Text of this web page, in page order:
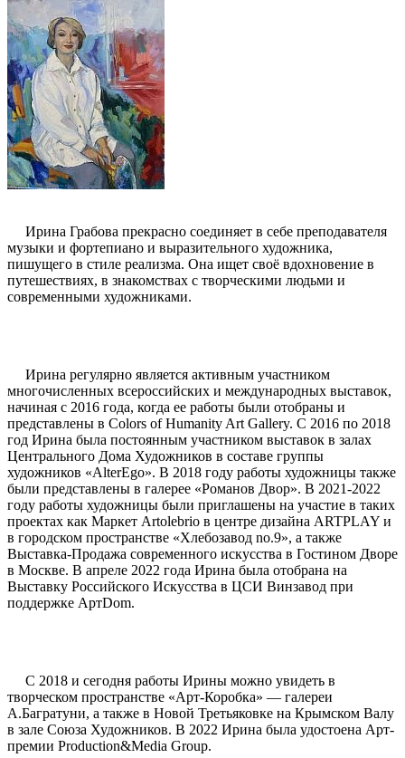
Ирина Грабова прекрасно соединяет в себе преподавателя
музыки и фортепиано и выразительного художника,
пишущего в стиле реализма. Она ищет своё вдохновение в
путешествиях, в знакомствах с творческими людьми и
современными художниками.
Ирина регулярно является активным участником
многочисленных всероссийских и международных выставок,
начиная с 2016 года, когда ее работы были отобраны и
представлены в Colors of Humanity Art Gallery. С 2016 по 2018
год Ирина была постоянным участником выставок в залах
Центрального Дома Художников в составе группы
художников «AlterEgo». В 2018 году работы художницы также
были представлены в галерее «Романов Двор». В 2021-2022
году работы художницы были приглашены на участие в таких
проектах как Маркет Artolebrio в центре дизайна ARTPLAY и
в городском пространстве «Хлебозавод no.9», а также
Выставка-Продажа современного искусства в Гостином Дворе
в Москве. В апреле 2022 года Ирина была отобрана на
Выставку Российского Искусства в ЦСИ Винзавод при
поддержке АртDom.
С 2018 и сегодня работы Ирины можно увидеть в
творческом пространстве «Арт-Коробка» — галереи
А.Багратуни, а также в Новой Третьяковке на Крымском Валу
в зале Союза Художников. В 2022 Ирина была удостоена Арт-
премии Production&Media Group.